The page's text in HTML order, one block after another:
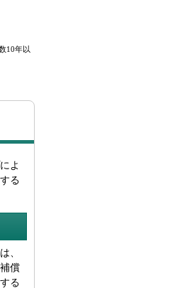
10年以
よ
る
、
償
る